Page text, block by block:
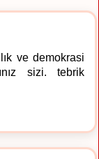
ve demokrasi
sizi. tebrik